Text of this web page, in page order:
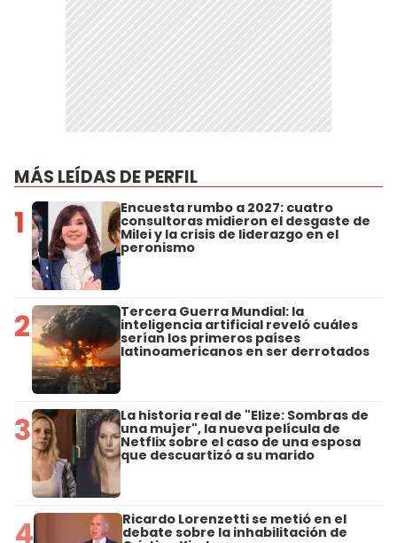
MÁS LEÍDAS DE PERFIL
1 Encuesta rumbo a 2027: cuatro
consultoras midieron el desgaste de
Milei y la crisis de liderazgo en el
peronismo
2 Tercera Guerra Mundial: la
inteligencia artificial reveló cuáles
serían los primeros países
latinoamericanos en ser derrotados
3 La historia real de "Elize: Sombras de
una mujer", la nueva película de
Netflix sobre el caso de una esposa
que descuartizó a su marido
4 Ricardo Lorenzetti se metió en el
debate sobre la inhabilitación de